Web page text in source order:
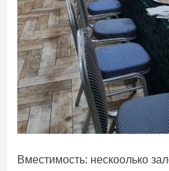
Вместимость: нескоолько